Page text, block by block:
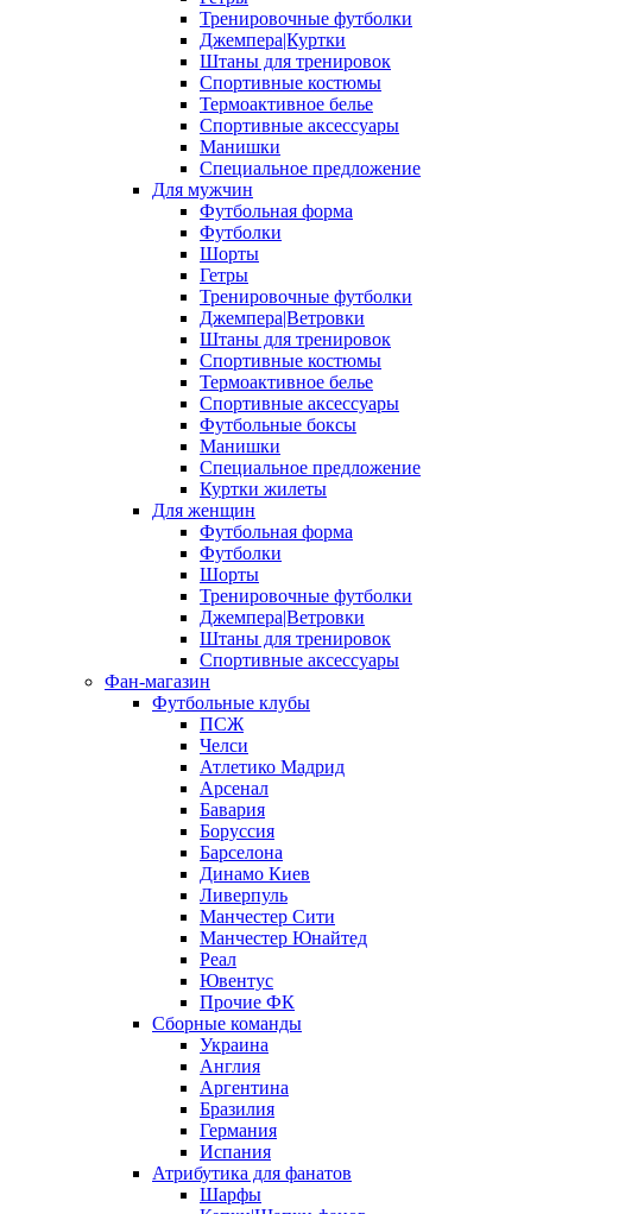
Тренировочные футболки
Джемпера|Куртки
Штаны для тренировок
Спортивные костюмы
Термоактивное белье
Спортивные аксессуары
Манишки
Специальное предложение
Для мужчин
Футбольная форма
Футболки
Шорты
Гетры
Тренировочные футболки
Джемпера|Ветровки
Штаны для тренировок
Спортивные костюмы
Термоактивное белье
Спортивные аксессуары
Футбольные боксы
Манишки
Специальное предложение
Куртки жилеты
Для женщин
Футбольная форма
Футболки
Шорты
Тренировочные футболки
Джемпера|Ветровки
Штаны для тренировок
Спортивные аксессуары
Фан-магазин
Футбольные клубы
ПСЖ
Челси
Атлетико Мадрид
Арсенал
Бавария
Боруссия
Барселона
Динамо Киев
Ливерпуль
Манчестер Сити
Манчестер Юнайтед
Реал
Ювентус
Прочие ФК
Сборные команды
Украина
Англия
Аргентина
Бразилия
Германия
Испания
Атрибутика для фанатов
Шарфы